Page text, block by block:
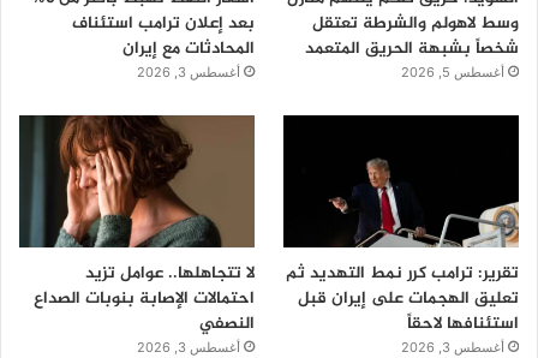
وسط لاهولم والشرطة تعتقل
شخصاً بشبهة الحريق المتعمد
أغسطس 5, 2026
بعد إعلان ترامب استئناف
المحادثات مع إيران
أغسطس 3, 2026
تقرير: ترامب كرر نمط التهديد ثم
تعليق الهجمات على إيران قبل
استئنافها لاحقاً
أغسطس 3, 2026
لا تتجاهلها.. عوامل تزيد
احتمالات الإصابة بنوبات الصداع
النصفي
أغسطس 3, 2026